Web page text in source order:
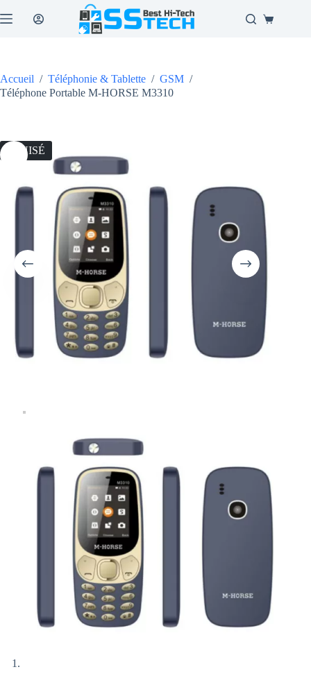
au
Panier
Accueil / Téléphonie & Tablette / GSM /
Téléphone Portable M-HORSE M3310
ÉPUISÉ